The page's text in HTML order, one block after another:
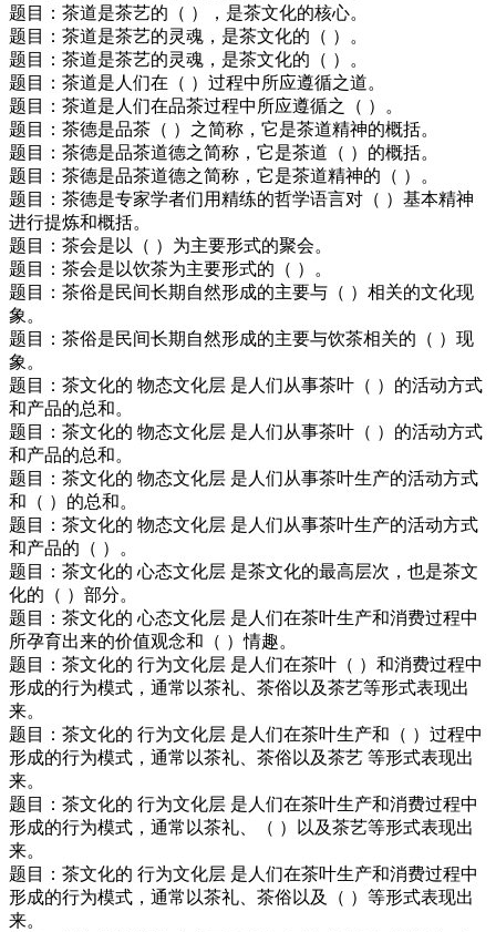
题目：茶道是茶艺的（ ），是茶文化的核心。
题目：茶道是茶艺的灵魂，是茶文化的（ ）。
题目：茶道是茶艺的灵魂，是茶文化的（ ）。
题目：茶道是人们在（ ）过程中所应遵循之道。
题目：茶道是人们在品茶过程中所应遵循之（ ）。
题目：茶德是品茶（ ）之简称，它是茶道精神的概括。
题目：茶德是品茶道德之简称，它是茶道（ ）的概括。
题目：茶德是品茶道德之简称，它是茶道精神的（ ）。
题目：茶德是专家学者们用精练的哲学语言对（ ）基本精神
进行提炼和概括。
题目：茶会是以（ ）为主要形式的聚会。
题目：茶会是以饮茶为主要形式的（ ）。
题目：茶俗是民间长期自然形成的主要与（ ）相关的文化现
象。
题目：茶俗是民间长期自然形成的主要与饮茶相关的（ ）现
象。
题目：茶文化的 物态文化层 是人们从事茶叶（ ）的活动方式
和产品的总和。
题目：茶文化的 物态文化层 是人们从事茶叶（ ）的活动方式
和产品的总和。
题目：茶文化的 物态文化层 是人们从事茶叶生产的活动方式
和（ ）的总和。
题目：茶文化的 物态文化层 是人们从事茶叶生产的活动方式
和产品的（ ）。
题目：茶文化的 心态文化层 是茶文化的最高层次，也是茶文
化的（ ）部分。
题目：茶文化的 心态文化层 是人们在茶叶生产和消费过程中
所孕育出来的价值观念和（ ）情趣。
题目：茶文化的 行为文化层 是人们在茶叶（ ）和消费过程中
形成的行为模式，通常以茶礼、茶俗以及茶艺等形式表现出
来。
题目：茶文化的 行为文化层 是人们在茶叶生产和（ ）过程中
形成的行为模式，通常以茶礼、茶俗以及茶艺 等形式表现出
来。
题目：茶文化的 行为文化层 是人们在茶叶生产和消费过程中
形成的行为模式，通常以茶礼、（ ）以及茶艺等形式表现出
来。
题目：茶文化的 行为文化层 是人们在茶叶生产和消费过程中
形成的行为模式，通常以茶礼、茶俗以及（ ）等形式表现出
来。